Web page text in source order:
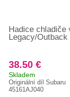
Hadice chladiče
Legacy/Outback
38.50 €
Skladem
Originální díl Subaru
45161AJ040